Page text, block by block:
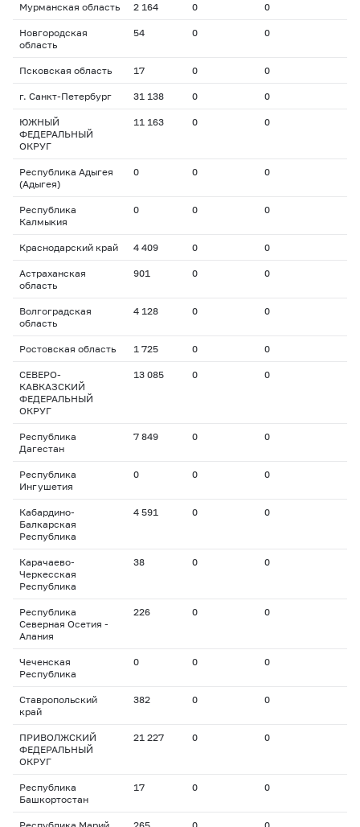
Мурманская область 2 164 0 0
Новгородская
область
54 0 0
Псковская область 17 0 0
г. Санкт-Петербург 31 138 0 0
ЮЖНЫЙ
ФЕДЕРАЛЬНЫЙ
ОКРУГ
11 163 0 0
Республика Адыгея
(Адыгея)
0 0 0
Республика
Калмыкия
0 0 0
Краснодарский край 4 409 0 0
Астраханская
область
901 0 0
Волгоградская
область
4 128 0 0
Ростовская область 1 725 0 0
СЕВЕРО-
КАВКАЗСКИЙ
ФЕДЕРАЛЬНЫЙ
ОКРУГ
13 085 0 0
Республика
Дагестан
7 849 0 0
Республика
Ингушетия
0 0 0
Кабардино-
Балкарская
Республика
4 591 0 0
Карачаево-
Черкесская
Республика
38 0 0
Республика
Северная Осетия -
Алания
226 0 0
Чеченская
Республика
0 0 0
Ставропольский
край
382 0 0
ПРИВОЛЖСКИЙ
ФЕДЕРАЛЬНЫЙ
ОКРУГ
21 227 0 0
Республика
Башкортостан
17 0 0